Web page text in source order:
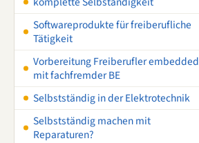
Softwareprodukte für freiberufliche
Tätigkeit
Vorbereitung Freiberufler embedded
mit fachfremder BE
Selbstständig in der Elektrotechnik
Selbstständig machen mit
Reparaturen?